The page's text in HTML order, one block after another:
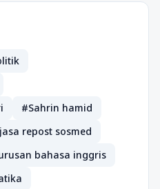
#Sahrin hamid
repost sosmed
bahasa inggris